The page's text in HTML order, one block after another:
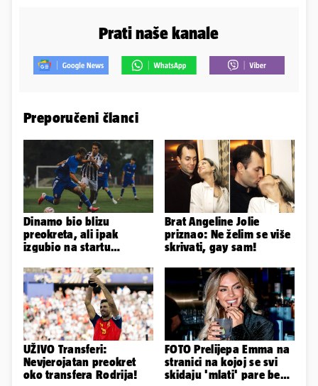
Prati naše kanale
Preporučeni članci
Dinamo bio blizu
preokreta, ali ipak
izgubio na startu
Brat Angeline Jolie
priznao: Ne želim se više
skrivati, gay sam!
UŽIVO Transferi:
Nevjerojatan preokret
oko transfera Rodrija!
FOTO Prelijepa Emma na
stranici na kojoj se svi
skidaju 'mlati' pare bez